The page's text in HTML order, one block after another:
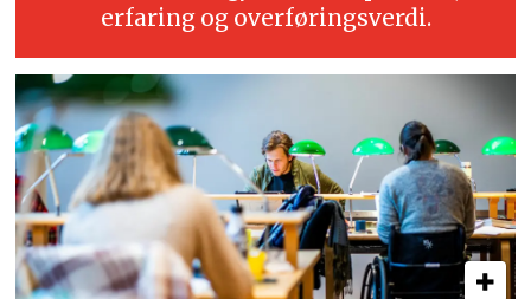
erfaring og overføringsverdi.